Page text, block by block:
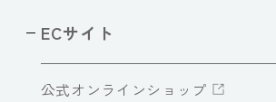
ECサイト
公式オンラインショップ